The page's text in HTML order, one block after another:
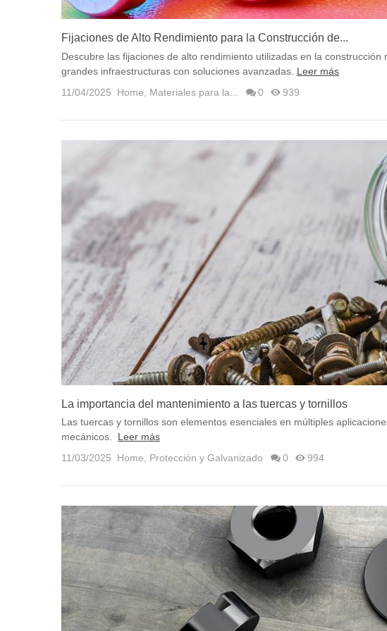
Fijaciones de Alto Rendimiento para la Construcción de...
Descubre las fijaciones de alto rendimiento utilizadas en la
grandes infraestructuras con soluciones avanzadas. Leer más
11/04/2025
Home Materiales para la... 0 939
La importancia del mantenimiento a las tuercas y tornillos
Las tuercas y tornillos son elementos esenciales en múltiples
mecánicos.
Leer más
11/03/2025
Home Protección y Galvanizado 0 994